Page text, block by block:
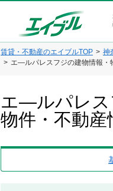
賃貸・不動産のエイブルTOP 神
エ―ルパレスフジの建物情報・
エ―ルパレス
物件・不動産